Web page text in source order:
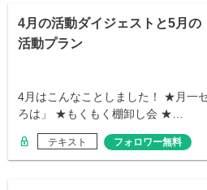
4月の活動ダイジェストと5月の
活動プラン
4月はこんなことしました！ ★月一
ろは」 ★もくもく棚卸し会 ★…
テキスト フォロワー無料